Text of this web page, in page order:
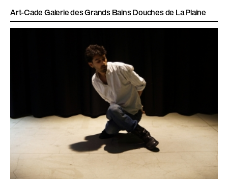
Art-Cade Galerie des Grands Bains Douches de La Plaine